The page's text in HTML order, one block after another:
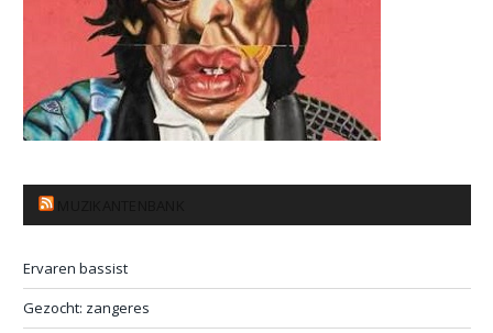
Ervaren bassist
Gezocht: zangeres